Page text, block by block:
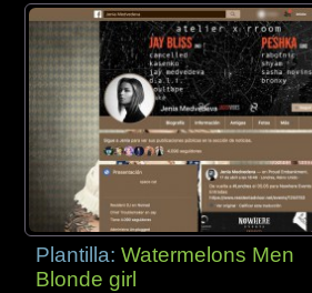
Plantilla:Watermelons Men
Blonde girl